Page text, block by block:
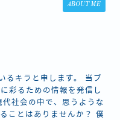
ABOUT ME
るキラと申します。 当ブ
彩るための情報を発信し
社会の中で、思うような
ことはありませんか？ 僕